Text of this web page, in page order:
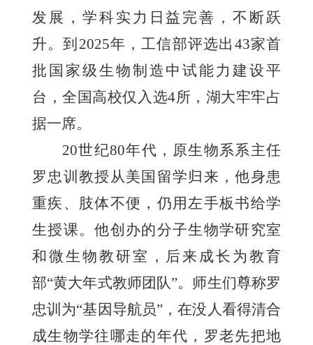
发展，学科实力日益完善，不断跃
升。到2025年，工信部评选出43家首
批国家级生物制造中试能力建设平
台，全国高校仅入选4所，湖大牢牢占
据一席。
20世纪80年代，原生物系系主任
罗忠训教授从美国留学归来，他身患
重疾、肢体不便，仍用左手板书给学
生授课。他创办的分子生物学研究室
和微生物教研室，后来成长为教育
部“黄大年式教师团队”。师生们尊称罗
忠训为“基因导航员”，在没人看得清合
成生物学往哪走的年代，罗老先把地